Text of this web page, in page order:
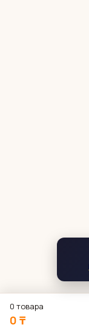
0 товара
0 ₸